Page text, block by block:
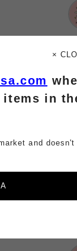
☀️
×
in
and doesn't